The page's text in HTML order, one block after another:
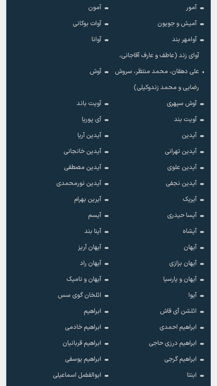
آمور
آمون
آمیش و جویون
آوات بوکانی
آوامهر بند
آوانا
آوای زند (عاطف و عارف آقاجانی،
علی دهقان، محمد منتظر، سروش
رضایی و محمد زندوکیلی)
آوش
آوش سپهری
آویت باند
آویت بند
آی پوریا
آیدین
آیدین آریا
آیدین تهرانی
آیدین خانجانی
آیدین علوی
آیدین مصطفی
آیدین نجفی
آیدین نورمحمدی
آیریک
آیرین بهرام
آیسا حیدری
آیسم
آیشاه
آینا بند
آیهان
آیهان آریز
آیهان بزازی
آیهان راد
آیهان و پارسیا
آیهان و نامیک
آیوا
ائلخان گوی سس
ائلشن آی قاش
ابراهیم
ابراهیم احمدی
ابراهیم خادمی
ابراهیم درزی حاجی
ابراهیم قربانیان
ابراهیم گرجی
ابراهیم یوسفی
ابنتا
ابوالفضل اسماعیلی